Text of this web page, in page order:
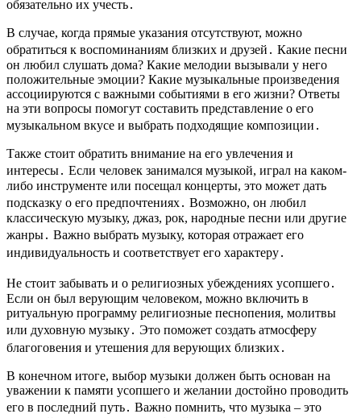
обязательно их учесть․
В случае, когда прямые указания отсутствуют, можно
обратиться к воспоминаниям близких и друзей․ Какие песни
он любил слушать дома? Какие мелодии вызывали у него
положительные эмоции? Какие музыкальные произведения
ассоциируются с важными событиями в его жизни? Ответы
на эти вопросы помогут составить представление о его
музыкальном вкусе и выбрать подходящие композиции․
Также стоит обратить внимание на его увлечения и
интересы․ Если человек занимался музыкой, играл на каком-
либо инструменте или посещал концерты, это может дать
подсказку о его предпочтениях․ Возможно, он любил
классическую музыку, джаз, рок, народные песни или другие
жанры․ Важно выбрать музыку, которая отражает его
индивидуальность и соответствует его характеру․
Не стоит забывать и о религиозных убеждениях усопшего․
Если он был верующим человеком, можно включить в
ритуальную программу религиозные песнопения, молитвы
или духовную музыку․ Это поможет создать атмосферу
благоговения и утешения для верующих близких․
В конечном итоге, выбор музыки должен быть основан на
уважении к памяти усопшего и желании достойно проводить
его в последний путь․ Важно помнить, что музыка – это